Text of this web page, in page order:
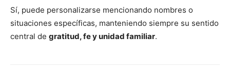
Sí, puede personalizarse mencionando nombres o
situaciones específicas, manteniendo siempre su sentido
central de gratitud, fe y unidad familiar.